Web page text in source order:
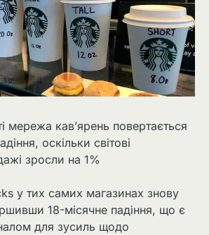
мережа кав’ярень повертається
оскільки світові
зросли на 1%
у тих самих магазинах знову
18-місячне падіння, що є
для зусиль щодо